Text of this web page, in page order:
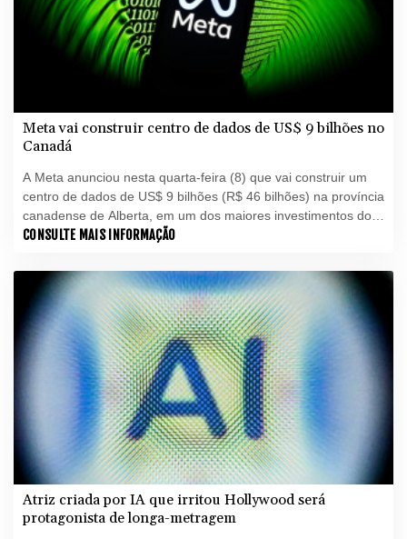
Meta vai construir centro de dados de US$ 9 bilhões no
Canadá
A Meta anunciou nesta quarta-feira (8) que vai construir um
centro de dados de US$ 9 bilhões (R$ 46 bilhões) na província
canadense de Alberta, em um dos maiores investimentos do
setor privado no país.
CONSULTE MAIS INFORMAÇÃO
Atriz criada por IA que irritou Hollywood será
protagonista de longa-metragem